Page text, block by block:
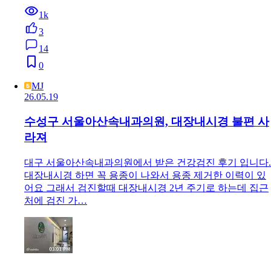
1k
3
14
0
MJ
26.05.19
수성구 서울아산속내과의원, 대장내시경 불편 사
라져
대구 서울아산속내과의원에서 받은 건강검진 후기 입니다.
대장내시경 하면 꼭 용종이 나와서 용종 제거한 이력이 있
어요 그래서 검진할때 대장내시경 2년 주기로 하는데 집근
처에 검진 가…